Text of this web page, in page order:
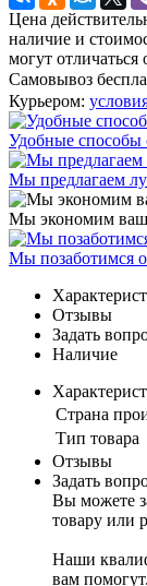
Цена
наличие и
могут отличаться
Самовывоз
Курьером:
Удобные способы
Мы предлагаем
Мы экономим
Мы позаботимся о
Отзывы
Задать
Наличие
Страна
Тип товара
Отзывы
Задать
Вы можете
товару или
Наши
вам помогут.